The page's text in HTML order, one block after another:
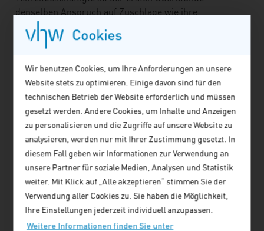
Cookies
Wir benutzen Cookies, um Ihre Anforderungen an unsere
Website stets zu optimieren. Einige davon sind für den
technischen Betrieb der Website erforderlich und müssen
gesetzt werden. Andere Cookies, um Inhalte und Anzeigen
zu personalisieren und die Zugriffe auf unsere Website zu
analysieren, werden nur mit Ihrer Zustimmung gesetzt. In
diesem Fall geben wir Informationen zur Verwendung an
unsere Partner für soziale Medien, Analysen und Statistik
weiter. Mit Klick auf „Alle akzeptieren“ stimmen Sie der
Verwendung aller Cookies zu. Sie haben die Möglichkeit,
Ihre Einstellungen jederzeit individuell anzupassen.
Weitere Informationen finden Sie unter
denselben Anspruch auf Zuschläge wie ihre
dürfen bei Überstundenzuschlägen somit nicht
Ausnahme ist nur dann möglich, wenn sachliche
Gründe eine unterschiedliche Behandlung
rechtfertigen, so das BAG in seinem Urteil vom
5. Dezember 2024 (Az.: 8 AZR 370/20).
Nach Auffassung des Bundesgerichts behandelt eine
tarifvertragliche Regelung, die unabhängig von der
individuellen Arbeitszeit für Überstundenzuschläge das
Überschreiten der regelmäßigen Arbeitszeit eines
Vollzeitbeschäftigten voraussetzt, teilzeitbeschäftigte
Arbeitnehmer wegen der Teilzeit schlechter als
vergleichbare Vollzeitbeschäftigte. Sie verstößt gegen